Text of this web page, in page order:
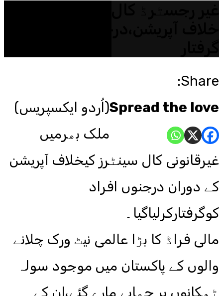
Share:
Spread the love(اُردو ایکسپریس)
ملک بھرمیں
غیرقانونی کال سینٹرز کیخلاف آپریشن
کے دوران درجنوں افراد
کوگرفتارکرلیاگیا۔
مالی فراڈ کا بڑا عالمی نیٹ ورک چلانے
والوں کے پاکستان میں موجود سولہ
ٹھکانوں پر چھاپے مارے گئے،ان کے